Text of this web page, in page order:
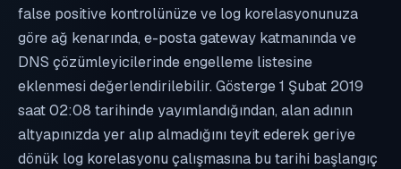
false positive kontrolünüze ve log korelasyonunuza
göre ağ kenarında, e-posta gateway katmanında ve
DNS çözümleyicilerinde engelleme listesine
eklenmesi değerlendirilebilir. Gösterge 1 Şubat 2019
saat 02:08 tarihinde yayımlandığından, alan adının
altyapınızda yer alıp almadığını teyit ederek geriye
dönük log korelasyonu çalışmasına bu tarihi başlangıç